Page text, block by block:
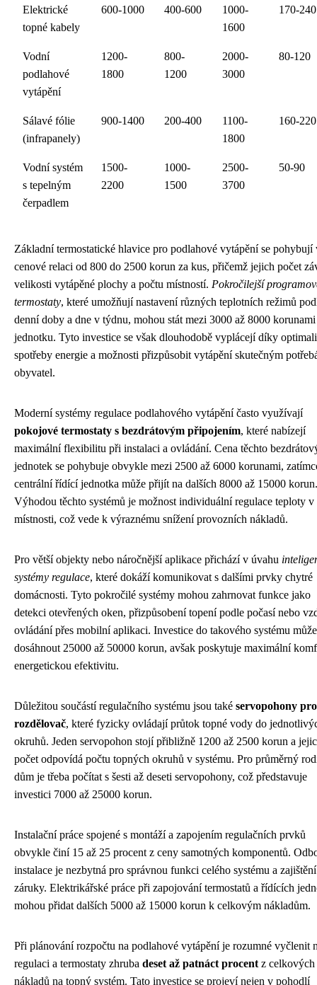
Elektrické
topné kabely
600-1000 400-600
1000-
1600
170-240
Vodní
podlahové
vytápění
1200-
1800
800-
1200
2000-
3000
80-120
Sálavé fólie
(infrapanely)
900-1400 200-400
1100-
1800
160-220
Vodní systém
s tepelným
čerpadlem
1500-
2200
1000-
1500
2500-
3700
50-90
Základní termostatické hlavice pro podlahové vytápění se pohybují
cenové relaci od 800 do 2500 korun za kus, přičemž jejich počet
velikosti vytápěné plochy a počtu místností. Pokročilejší
termostaty, které umožňují nastavení různých teplotních režimů
denní doby a dne v týdnu, mohou stát mezi 3000 až 8000 korunami
jednotku. Tyto investice se však dlouhodobě vyplácejí díky
spotřeby energie a možnosti přizpůsobit vytápění skutečným
obyvatel.
Moderní systémy regulace podlahového vytápění často využívají
pokojové termostaty s bezdrátovým připojením, které nabízejí
maximální flexibilitu při instalaci a ovládání. Cena těchto
jednotek se pohybuje obvykle mezi 2500 až 6000 korunami,
centrální řídící jednotka může přijít na dalších 8000 až 15000 korun.
Výhodou těchto systémů je možnost individuální regulace teploty v
místnosti, což vede k výraznému snížení provozních nákladů.
Pro větší objekty nebo náročnější aplikace přichází v úvahu
systémy regulace, které dokáží komunikovat s dalšími prvky chytré
domácnosti. Tyto pokročilé systémy mohou zahrnovat funkce jako
detekci otevřených oken, přizpůsobení topení podle počasí nebo
ovládání přes mobilní aplikaci. Investice do takového systému může
dosáhnout 25000 až 50000 korun, avšak poskytuje maximální
energetickou efektivitu.
Důležitou součástí regulačního systému jsou také servopohony pro
rozdělovač, které fyzicky ovládají průtok topné vody do
okruhů. Jeden servopohon stojí přibližně 1200 až 2500 korun a
počet odpovídá počtu topných okruhů v systému. Pro průměrný
dům je třeba počítat s šesti až deseti servopohony, což představuje
investici 7000 až 25000 korun.
Instalační práce spojené s montáží a zapojením regulačních prvků
obvykle činí 15 až 25 procent z ceny samotných komponentů.
instalace je nezbytná pro správnou funkci celého systému a zajištění
záruky. Elektrikářské práce při zapojování termostatů a řídících
mohou přidat dalších 5000 až 15000 korun k celkovým nákladům.
Při plánování rozpočtu na podlahové vytápění je rozumné vyčlenit
regulaci a termostaty zhruba deset až patnáct procent z celkových
nákladů na topný systém. Tato investice se projeví nejen v pohodlí